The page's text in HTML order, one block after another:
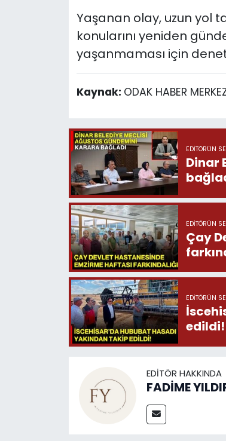
Yaşanan olay, uzun yol
konularını yeniden
yaşanmaması için
Kaynak: ODAK HABER
EDITÖRÜN
Dinar
EDITÖRÜN
Çay
EDITÖRÜN
edildi!
EDITÖR HAKKINDA
FADİME